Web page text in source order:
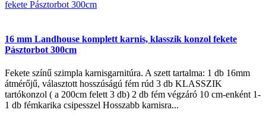
16 mm Landhouse komplett karnis, klasszik konzol fekete
Pásztorbot 300cm
Fekete színű szimpla karnisgarnitúra. A szett tartalma: 1 db 16mm
átmérőjű, választott hosszúságú fém rúd 3 db KLASSZIK
tartókonzol ( a 200cm felett 3 db) 2 db fém végzáró 10 cm-enként 1-
1 db fémkarika csipesszel Hosszabb karnisra...